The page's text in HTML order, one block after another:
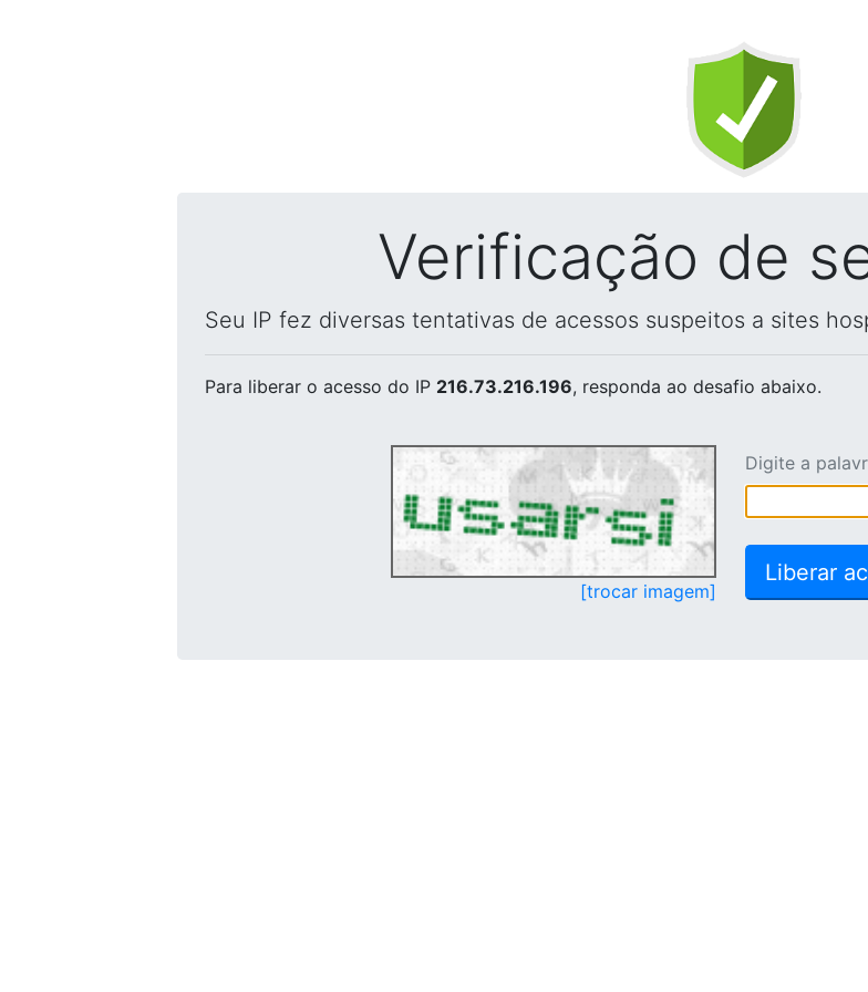
Verificação de
Seu IP fez diversas tentativas de acessos suspeitos a sites
Para liberar o acesso do IP 216.73.216.196, responda ao desafio abaixo.
[trocar imagem]
Digite a